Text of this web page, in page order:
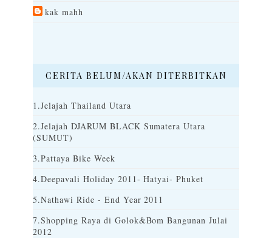
kak mahh
CERITA BELUM/AKAN DITERBITKAN
1.Jelajah Thailand Utara
2.Jelajah DJARUM BLACK Sumatera Utara
(SUMUT)
3.Pattaya Bike Week
4.Deepavali Holiday 2011- Hatyai- Phuket
5.Nathawi Ride - End Year 2011
7.Shopping Raya di Golok&Bom Bangunan Julai
2012